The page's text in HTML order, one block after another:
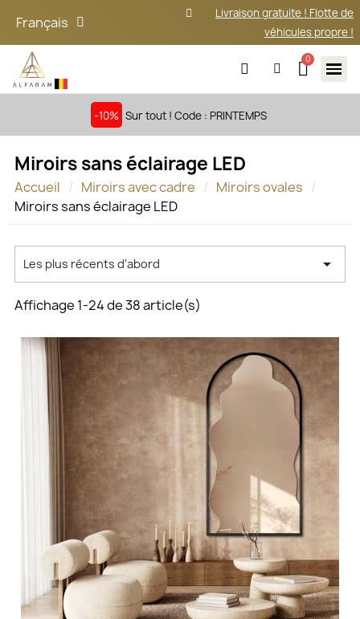
Français
Livraison gratuite ! Flotte de
véhicules propre !
-10% Sur tout ! Code : PRINTEMPS
Miroirs sans éclairage LED
Accueil Miroirs avec cadre
Miroirs ovales
Miroirs sans éclairage LED
Les plus récents d’abord 
Affichage 1-24 de 38 article(s)